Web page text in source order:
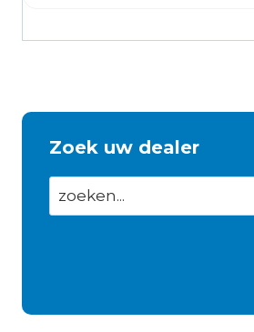
Zoek uw dealer